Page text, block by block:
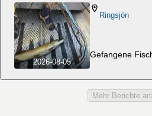
2026-08-05
Ringsjön
Gefangene
Mehr Berichte